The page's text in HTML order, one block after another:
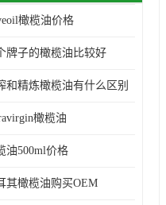
橄榄油价格
牌子的橄榄油比较好
和精炼橄榄油有什么区别
橄榄油
油500ml价格
其橄榄油购买OEM